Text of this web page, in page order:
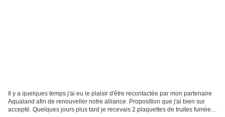
Il y a quelques temps j'ai eu le plaisir d'être recontactée par mon partenaire
Aqualand afin de renouveller notre alliance. Proposition que j'ai bien sur
accepté. Quelques jours plus tard je recevais 2 plaquettes de truites fumées